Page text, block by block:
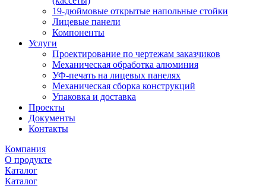
19-дюймовые открытые напольные стойки
Лицевые панели
Компоненты
Услуги
Проектирование по чертежам заказчиков
Механическая обработка алюминия
УФ-печать на лицевых панелях
Механическая сборка конструкций
Упаковка и доставка
Проекты
Документы
Контакты
Компания
О продукте
Каталог
Каталог